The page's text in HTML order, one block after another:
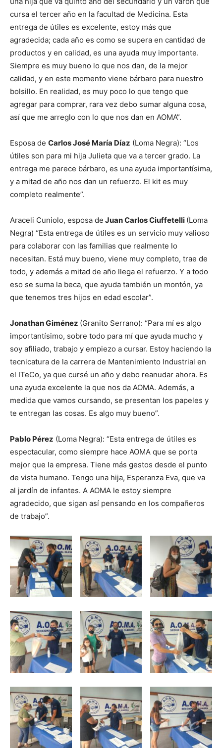
cursa el tercer año en la facultad de Medicina. Esta
entrega de útiles es excelente, estoy más que
agradecida; cada año es como se supera en cantidad de
productos y en calidad, es una ayuda muy importante.
Siempre es muy bueno lo que nos dan, de la mejor
calidad, y en este momento viene bárbaro para nuestro
bolsillo. En realidad, es muy poco lo que tengo que
agregar para comprar, rara vez debo sumar alguna cosa,
así que me arreglo con lo que nos dan en AOMA”.
Esposa de Carlos José María Díaz (Loma Negra): “Los
útiles son para mi hija Julieta que va a tercer grado. La
entrega me parece bárbaro, es una ayuda importantísima,
y a mitad de año nos dan un refuerzo. El kit es muy
completo realmente”.
Araceli Cuniolo, esposa de Juan Carlos Ciuffetelli (Loma
Negra) “Esta entrega de útiles es un servicio muy valioso
para colaborar con las familias que realmente lo
necesitan. Está muy bueno, viene muy completo, trae de
todo, y además a mitad de año llega el refuerzo. Y a todo
eso se suma la beca, que ayuda también un montón, ya
que tenemos tres hijos en edad escolar”.
Jonathan Giménez (Granito Serrano): “Para mí es algo
importantísimo, sobre todo para mí que ayuda mucho y
soy afiliado, trabajo y empiezo a cursar. Estoy haciendo la
tecnicatura de la carrera de Mantenimiento Industrial en
el ITeCo, ya que cursé un año y debo reanudar ahora. Es
una ayuda excelente la que nos da AOMA. Además, a
medida que vamos cursando, se presentan los papeles y
te entregan las cosas. Es algo muy bueno”.
Pablo Pérez (Loma Negra): “Esta entrega de útiles es
espectacular, como siempre hace AOMA que se porta
mejor que la empresa. Tiene más gestos desde el punto
de vista humano. Tengo una hija, Esperanza Eva, que va
al jardín de infantes. A AOMA le estoy siempre
agradecido, que sigan así pensando en los compañeros
de trabajo”.